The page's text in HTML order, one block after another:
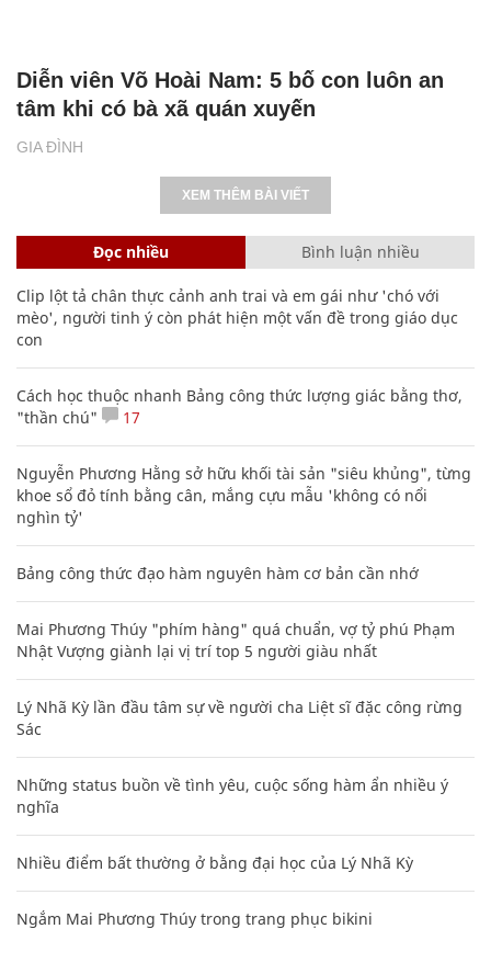
GIA ĐÌNH
Diễn viên Võ Hoài Nam: 5 bố con luôn an
tâm khi có bà xã quán xuyến
XEM THÊM BÀI VIẾT
Đọc nhiều Bình luận nhiều
Clip lột tả chân thực cảnh anh trai và em gái như 'chó với
mèo', người tinh ý còn phát hiện một vấn đề trong giáo dục
con
Cách học thuộc nhanh Bảng công thức lượng giác bằng thơ,
"thần chú"
17
Nguyễn Phương Hằng sở hữu khối tài sản "siêu khủng", từng
khoe sổ đỏ tính bằng cân, mắng cựu mẫu 'không có nổi
nghìn tỷ'
Bảng công thức đạo hàm nguyên hàm cơ bản cần nhớ
Mai Phương Thúy "phím hàng" quá chuẩn, vợ tỷ phú Phạm
Nhật Vượng giành lại vị trí top 5 người giàu nhất
Lý Nhã Kỳ lần đầu tâm sự về người cha Liệt sĩ đặc công rừng
Sác
Những status buồn về tình yêu, cuộc sống hàm ẩn nhiều ý
nghĩa
Nhiều điểm bất thường ở bằng đại học của Lý Nhã Kỳ
Ngắm Mai Phương Thúy trong trang phục bikini